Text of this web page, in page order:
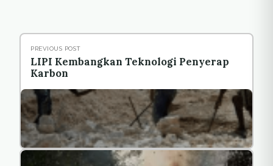
PREVIOUS POST
LIPI Kembangkan Teknologi Penyerap
Karbon